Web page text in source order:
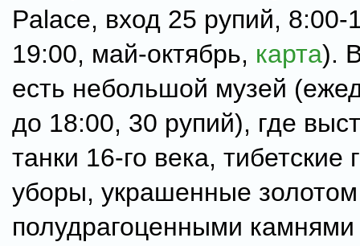
Palace, вход 25 рупий, 8:00-
19:00, май-октябрь, карта).
есть небольшой музей
до 18:00, 30 рупий), где
танки 16-го века, тибетские
уборы, украшенные
полудрагоценными камнями